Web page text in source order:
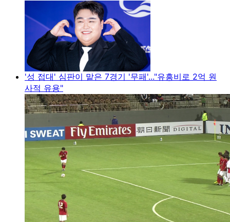
'성 접대' 심판이 맡은 7경기 '무패'..."유흥비로 2억 원
사적 유용"